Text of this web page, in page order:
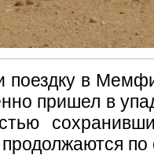
в
пришел в
по